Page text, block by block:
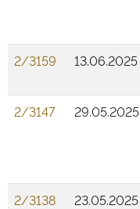
2/3159
13.06.2025
2/3147
29.05.2025
2/3138
23.05.2025